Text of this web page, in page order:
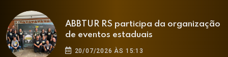
ABBTUR RS participa da organização
de eventos estaduais
20/07/2026 ÀS 15:13